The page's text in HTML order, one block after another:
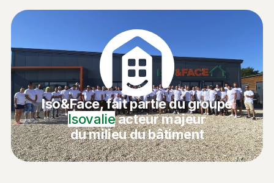
Iso&Face, fait partie du groupe
Isovalieacteur majeur
du milieu du bâtiment